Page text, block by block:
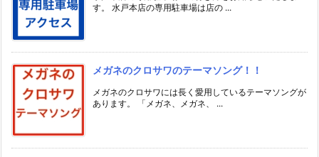
す。 水戸本店の専用駐車場は店の ...
メガネのクロサワのテーマソング！！
メガネのクロサワには長く愛用しているテーマソングが
あります。 「メガネ、メガネ、 ...